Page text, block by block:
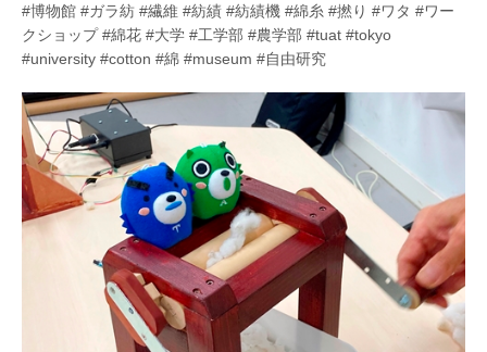
#博物館 #ガラ紡 #繊維 #紡績 #紡績機 #綿糸 #撚り #ワタ #ワー
クショップ #綿花 #大学 #工学部 #農学部 #tuat #tokyo
#university #cotton #綿 #museum #自由研究